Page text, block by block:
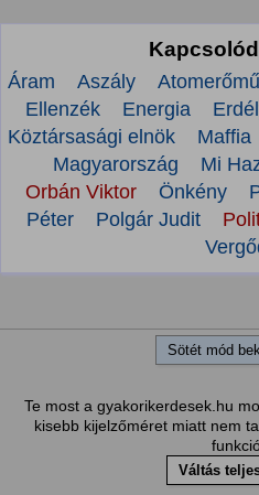
Áram Aszály Atomerőmű
Ellenzék
Energia
Köztársasági elnök
Maffia
Magyarország
Mi
Orbán Viktor
Önkény
Péter
Polgár Judit
Sötét mód
Te most a gyakorikerdesek.hu
kisebb kijelzőméret miatt nem
Váltás